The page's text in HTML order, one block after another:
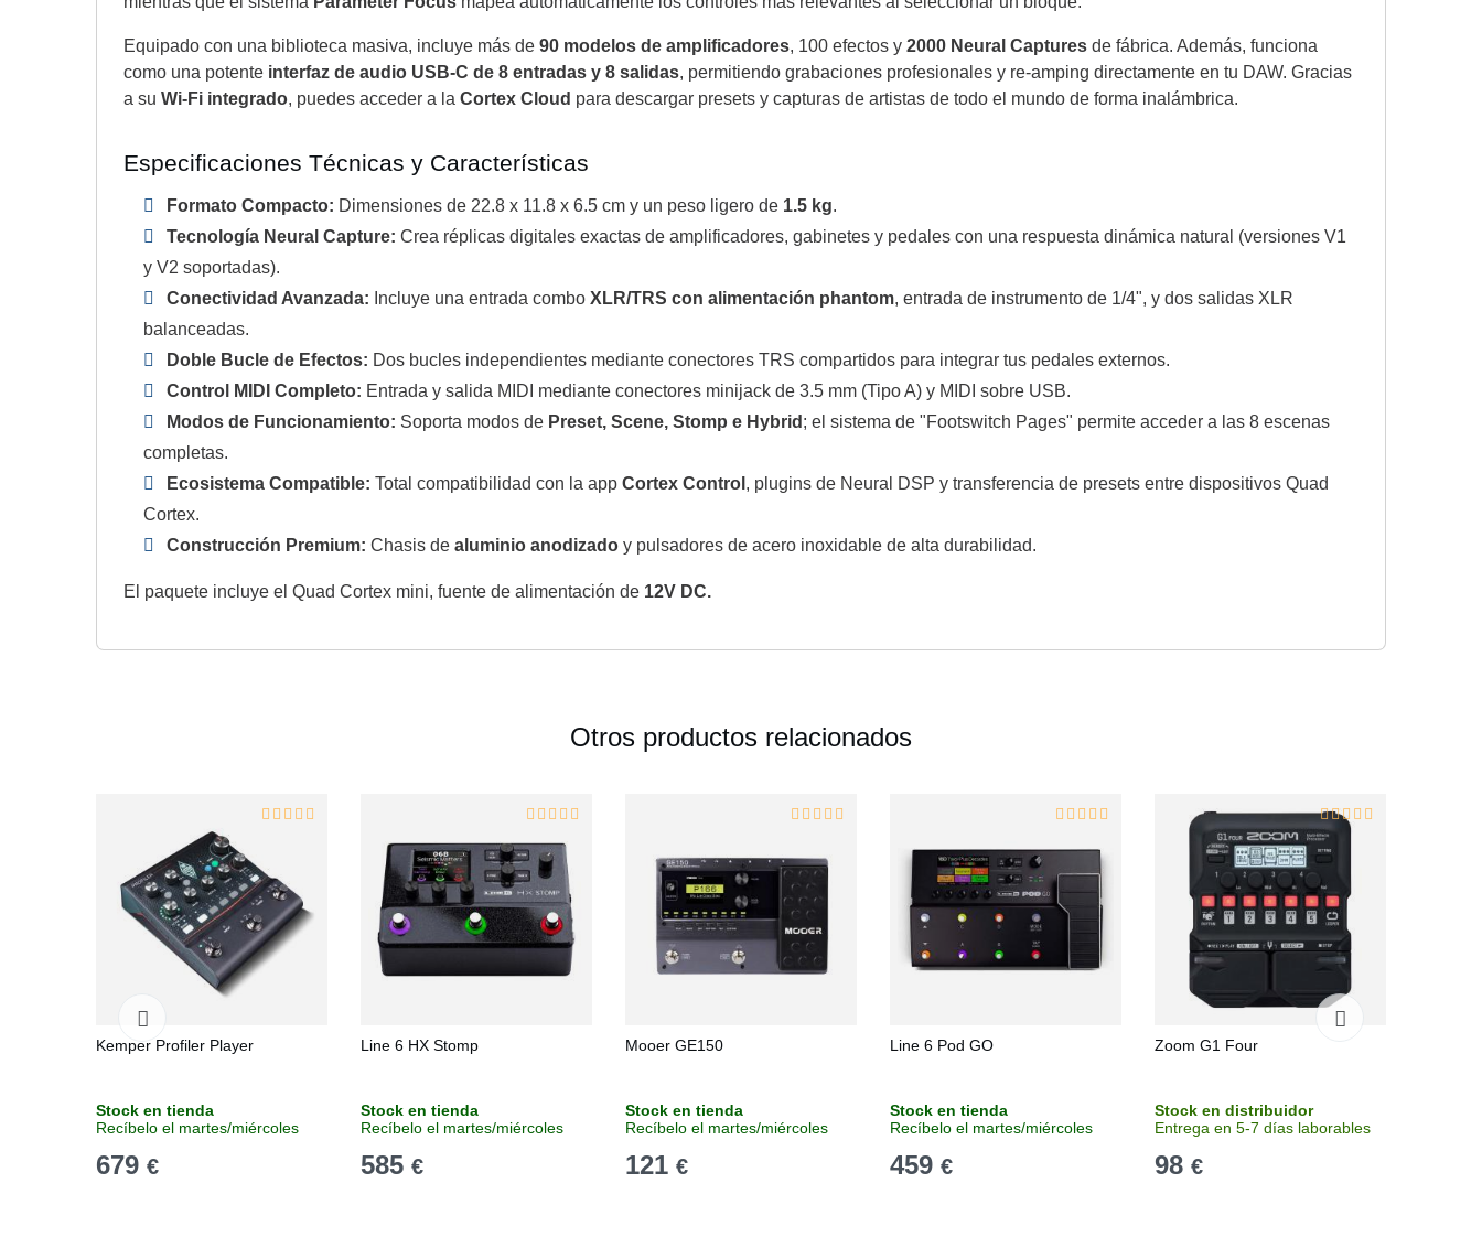
Equipado con una biblioteca masiva, incluye más de 90 modelos de amplificadores, 100 efectos y 2000 Neural Captures de fábrica. Además, funciona
como una potente interfaz de audio USB-C de 8 entradas y 8 salidas, permitiendo grabaciones profesionales y re-amping directamente en tu DAW. Gracias
a su Wi-Fi integrado, puedes acceder a la Cortex Cloud para descargar presets y capturas de artistas de todo el mundo de forma inalámbrica.
Especificaciones Técnicas y Características
Formato Compacto: Dimensiones de 22.8 x 11.8 x 6.5 cm y un peso ligero de 1.5 kg.
Tecnología Neural Capture: Crea réplicas digitales exactas de amplificadores, gabinetes y pedales con una respuesta dinámica natural (versiones V1
y V2 soportadas).
Conectividad Avanzada: Incluye una entrada comboXLR/TRS con alimentación phantom, entrada de instrumento de 1/4", y dos salidas XLR
balanceadas.
Doble Bucle de Efectos: Dos bucles independientes mediante conectores TRS compartidos para integrar tus pedales externos.
Control MIDI Completo: Entrada y salida MIDI mediante conectores minijack de 3.5 mm (Tipo A) y MIDI sobre USB.
Modos de Funcionamiento: Soporta modos de Preset, Scene, Stomp e Hybrid ; el sistema de "Footswitch Pages" permite acceder a las 8 escenas
completas.
Ecosistema Compatible: Total compatibilidad con la appCortex Control , plugins de Neural DSP y transferencia de presets entre dispositivos Quad
Cortex.
Construcción Premium: Chasis dealuminio anodizado y pulsadores de acero inoxidable de alta durabilidad.
El paquete incluye el Quad Cortex mini, fuente de alimentación de 12V DC.
Otros productos relacionados
Kemper Profiler Player
Stock en tienda
Recíbelo el martes/miércoles
679 €
Line 6 HX Stomp
Stock en tienda
Recíbelo el martes/miércoles
585 €
Mooer GE150
Stock en tienda
Recíbelo el martes/miércoles
121 €
Line 6 Pod GO
Stock en tienda
Recíbelo el martes/miércoles
459 €
Zoom G1 Four
Stock en distribuidor
Entrega en 5-7 días laborables
98 €